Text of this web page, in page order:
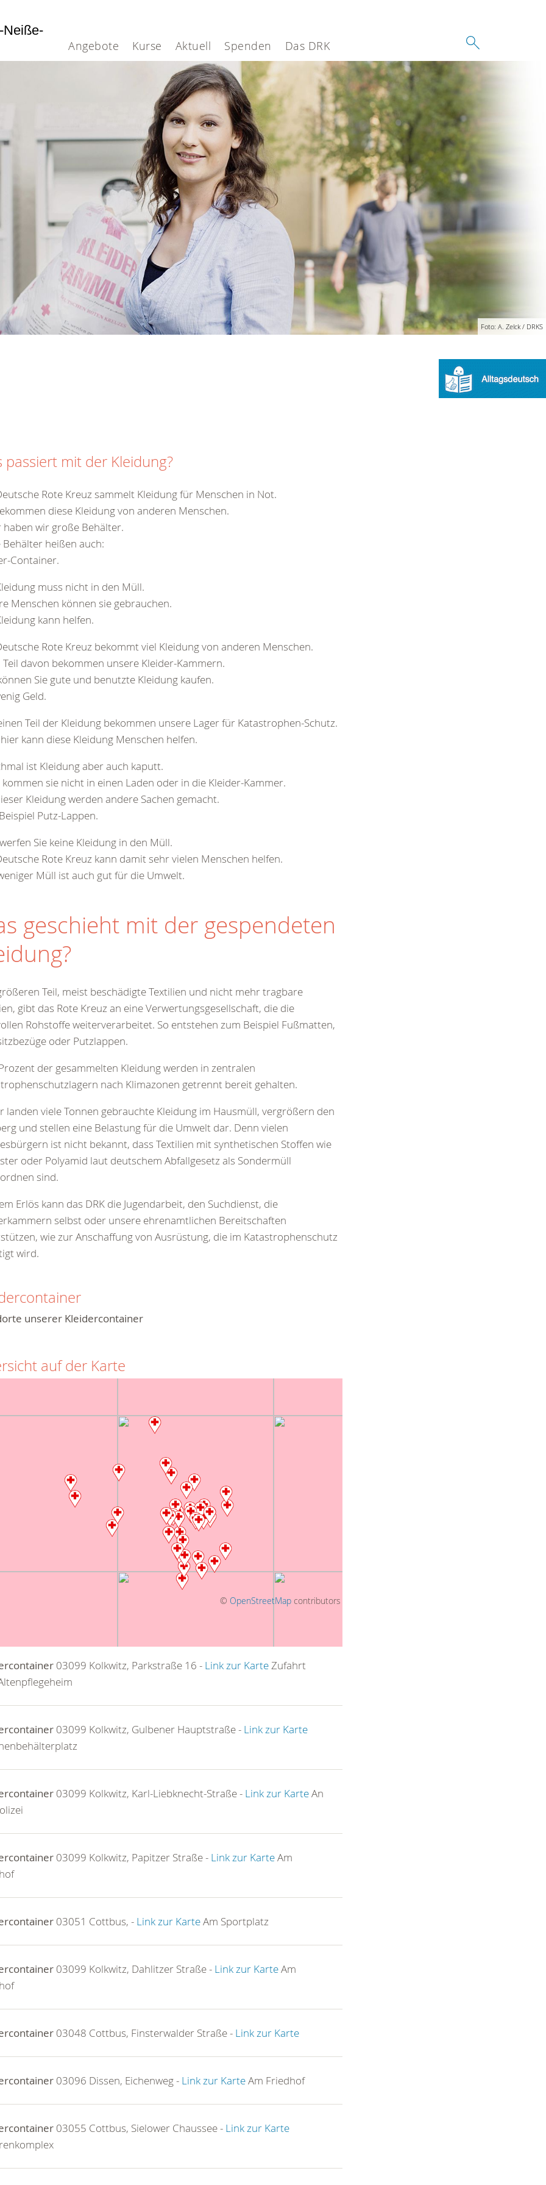
Angebote Kurse Aktuell Spenden Das DRK
Neiße-
Foto: A. Zelck / DRKS
passiert mit der Kleidung?
Rote Kreuz sammelt Kleidung für Menschen in Not.
diese Kleidung von anderen Menschen.
haben wir große Behälter.
Behälter heißen auch:
Container.
muss nicht in den Müll.
Menschen können sie gebrauchen.
kann helfen.
Rote Kreuz bekommt viel Kleidung von anderen Menschen.
Teil davon bekommen unsere Kleider-Kammern.
Sie gute und benutzte Kleidung kaufen.
Geld.
Teil der Kleidung bekommen unsere Lager für Katastrophen-Schutz.
kann diese Kleidung Menschen helfen.
ist Kleidung aber auch kaputt.
sie nicht in einen Laden oder in die Kleider-Kammer.
Kleidung werden andere Sachen gemacht.
Putz-Lappen.
Sie keine Kleidung in den Müll.
Rote Kreuz kann damit sehr vielen Menschen helfen.
Müll ist auch gut für die Umwelt.
geschieht mit der gespendeten
Teil, meist beschädigte Textilien und nicht mehr tragbare
gibt das Rote Kreuz an eine Verwertungsgesellschaft, die die
Rohstoffe weiterverarbeitet. So entstehen zum Beispiel Fußmatten,
oder Putzlappen.
der gesammelten Kleidung werden in zentralen
nach Klimazonen getrennt bereit gehalten.
landen viele Tonnen gebrauchte Kleidung im Hausmüll, vergrößern den
und stellen eine Belastung für die Umwelt dar. Denn vielen
ist nicht bekannt, dass Textilien mit synthetischen Stoffen wie
oder Polyamid laut deutschem Abfallgesetz als Sondermüll
sind.
Erlös kann das DRK die Jugendarbeit, den Suchdienst, die
selbst oder unsere ehrenamtlichen Bereitschaften
wie zur Anschaffung von Ausrüstung, die im Katastrophenschutz
wird.
unserer Kleidercontainer
auf der Karte
©OpenStreetMap contributors
03099 Kolkwitz, Parkstraße 16 - Link zur KarteZufahrt
03099 Kolkwitz, Gulbener Hauptstraße - Link zur Karte
03099 Kolkwitz, Karl-Liebknecht-Straße - Link zur KarteAn
03099 Kolkwitz, Papitzer Straße - Link zur KarteAm
03051 Cottbus, - Link zur KarteAm Sportplatz
03099 Kolkwitz, Dahlitzer Straße - Link zur KarteAm
03048 Cottbus, Finsterwalder Straße - Link zur Karte
03096 Dissen, Eichenweg - Link zur KarteAm Friedhof
03055 Cottbus, Sielower Chaussee - Link zur Karte